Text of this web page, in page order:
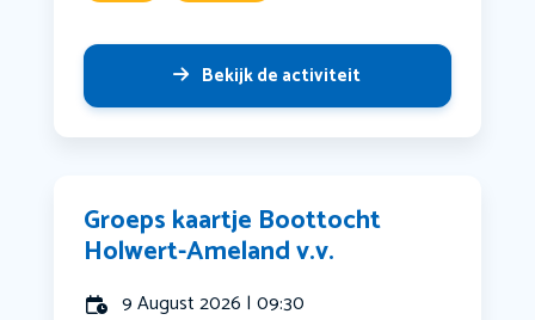
Bekijk de activiteit
Groeps kaartje Boottocht
Holwert-Ameland v.v.
9 August 2026 | 09:30